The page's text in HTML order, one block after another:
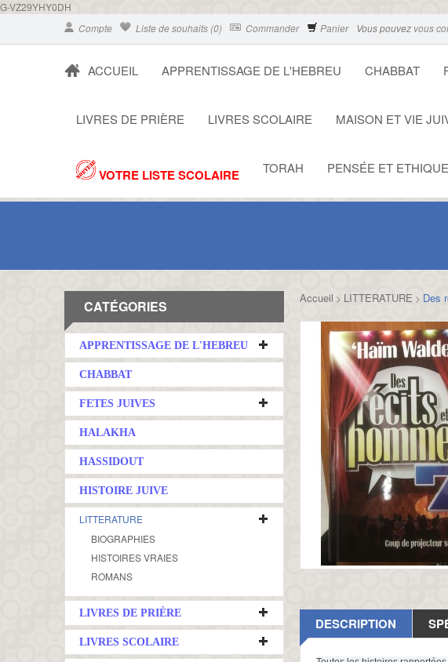
G-VZ29YHY0DH
Compte
Liste de souhaits (0) Commander Panier Vous pouvez vous
ACCUEIL APPRENTISSAGE DE L'HEBREU CHABBAT
LIVRES DE PRIÈRE LIVRES SCOLAIRE MAISON ET VIE
VOTRE LISTE SCOLAIRE TORAH PENSÉE ET
CATÉGORIES
APPRENTISSAGE DE L'HEBREU
CHABBAT
FETES JUIVES
HALAKHA
HASSIDOUT
HISTOIRE JUIVE
LITTERATURE
BIOGRAPHIES
HISTOIRES VRAIES
ROMANS
LIVRES DE PRIÈRE
LIVRES SCOLAIRE
Accueil > LITTERATURE > Des
DESCRIPTION